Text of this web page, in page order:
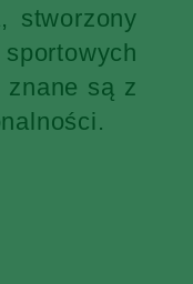
stworzony
znane są z